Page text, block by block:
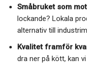
Småbruket som
lockande? Lokala
alternativ till
Kvalitet framför
dra ner på kött, kan